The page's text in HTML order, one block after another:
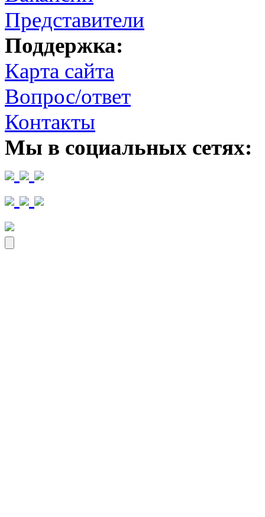
Представители
Поддержка:
Карта сайта
Вопрос/ответ
Контакты
Мы в социальных сетях: